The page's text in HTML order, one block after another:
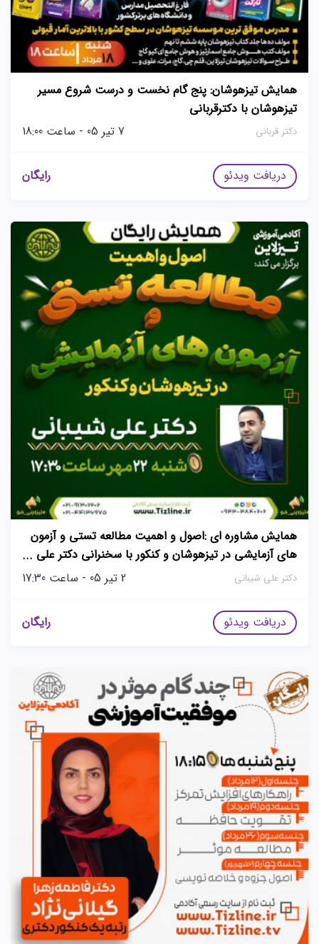
همایش تیزهوشان: پنج گام نخست و درست شروع مسیر
تیزهوشان با دکترقربانی
دکتر قربانی 7 تیر 05 - ساعت 18:00
دریافت ویدئو رایگان
همایش مشاوره ای :اصول و اهمیت مطالعه تستی و آزمون
های آزمایشی در تیزهوشان و کنکور با سخنرانی دکتر علی
شیبانی
دکتر علی شیبانی 2 تیر 05 - ساعت 17:30
دریافت ویدئو رایگان